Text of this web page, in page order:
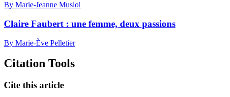
By Marie-Jeanne Musiol
Claire Faubert : une femme, deux passions
By Marie-Ève Pelletier
Citation Tools
Cite this article